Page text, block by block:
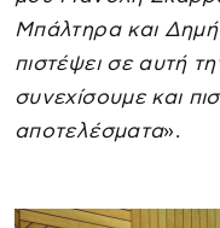
Μπάλτηρα και
πιστέψει σε αυτή
συνεχίσουμε και
αποτελέσματα».